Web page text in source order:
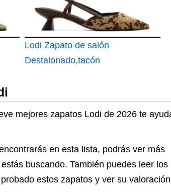
Lodi Zapato de salón
Destalonado,tacón
mejores zapatos Lodi de 2026 te
en esta lista, podrás ver más
buscando. También puedes leer los
estos zapatos y ver su